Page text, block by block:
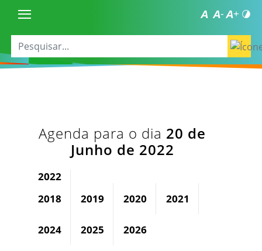
Agenda para o dia 20 de
Junho de 2022
2022
2018
2019 2020 2021
2024 2025 2026